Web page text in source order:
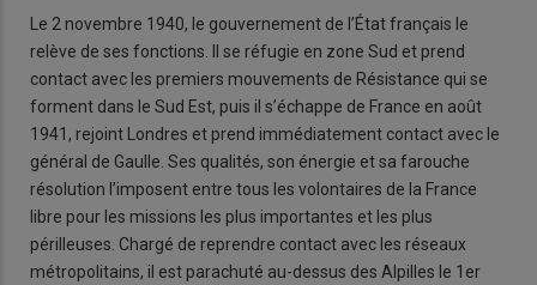
Le 2 novembre 1940, le gouvernement de l’État français le
relève de ses fonctions. II se réfugie en zone Sud et prend
contact avec les premiers mouvements de Résistance qui se
forment dans le Sud Est, puis il s’échappe de France en août
1941, rejoint Londres et prend immédiatement contact avec le
général de Gaulle. Ses qualités, son énergie et sa farouche
résolution l’imposent entre tous les volontaires de la France
libre pour les missions les plus importantes et les plus
périlleuses. Chargé de reprendre contact avec les réseaux
métropolitains, il est parachuté au-dessus des Alpilles le 1er